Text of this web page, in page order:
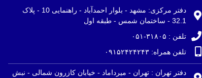
دفتر مرکزی: مشهد - بلوار احمدآباد - راهنمایی 10 - پلاک
32.1 - ساختمان شمس - طبقه اول
تلفن : ۳۱۸۰۵-۰۵۱
تلفن همراه: ۰۹۱۵۲۴۲۴۲۴۳
دفتر تهران : تهران - میرداماد - خیابان کازرون شمالی - نبش